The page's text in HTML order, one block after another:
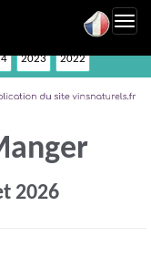
2023 2022
2026